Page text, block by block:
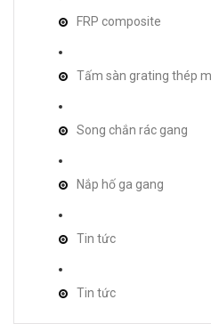
FRP composite
Tấm sàn grating thép
Song chắn rác gang
Nắp hố ga gang
Tin tức
Tin tức